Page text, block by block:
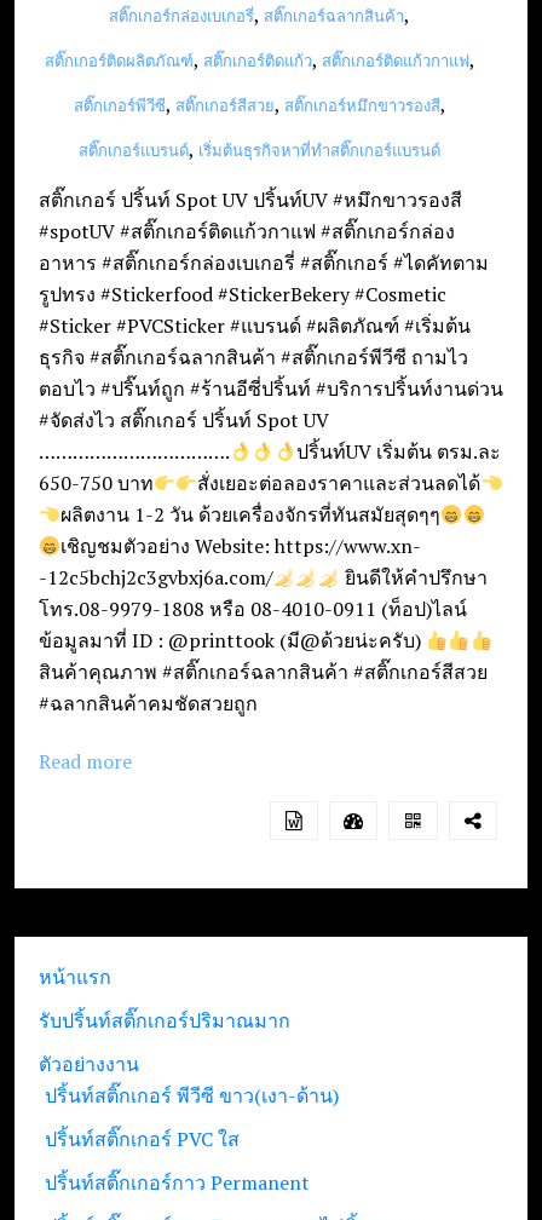
สติ๊กเกอร์กล่องเบเกอรี่, สติ๊กเกอร์ฉลากสินค้า,
สติ๊กเกอร์ติดผลิตภัณฑ์, สติ๊กเกอร์ติดแก้ว, สติ๊กเกอร์ติดแก้วกาแฟ,
สติ๊กเกอร์พีวีซี, สติ๊กเกอร์สีสวย, สติ๊กเกอร์หมึกขาวรองสี,
สติ๊กเกอร์แบรนด์, เริ่มต้นธุรกิจหาที่ทำสติ๊กเกอร์แบรนด์
สติ๊กเกอร์ ปริ้นท์ Spot UV ปริ้นท์UV #หมึกขาวรองสี
#spotUV #สติ๊กเกอร์ติดแก้วกาแฟ #สติ๊กเกอร์กล่อง
อาหาร #สติ๊กเกอร์กล่องเบเกอรี่ #สติ๊กเกอร์ #ไดคัทตาม
รูปทรง #Stickerfood #StickerBekery #Cosmetic
#Sticker #PVCSticker #แบรนด์ #ผลิตภัณฑ์ #เริ่มต้น
ธุรกิจ #สติ๊กเกอร์ฉลากสินค้า #สติ๊กเกอร์พีวีซี ถามไว
ตอบไว #ปริ๊นท์ถูก #ร้านอีซี่ปริ้นท์ #บริการปริ้นท์งานด่วน
#จัดส่งไว สติ๊กเกอร์ ปริ้นท์ Spot UV
…………………………….
ปริ้นท์UV เริ่มต้น ตรม.ละ
650-750 บาท
สั่งเยอะต่อลองราคาและส่วนลดได้
ผลิตงาน 1-2 วัน ด้วยเครื่องจักรที่ทันสมัยสุดๆๆ
เชิญชมตัวอย่าง Website: https://www.xn-
-12c5bchj2c3gvbxj6a.com/
ยินดีให้คำปรึกษา
โทร.08-9979-1808 หรือ 08-4010-0911 (ท็อป)ไลน์
ข้อมูลมาที่ ID : @printtook (มี@ด้วยน่ะครับ)
สินค้าคุณภาพ #สติ๊กเกอร์ฉลากสินค้า #สติ๊กเกอร์สีสวย
#ฉลากสินค้าคมชัดสวยถูก
Read more
หน้าแรก
รับปริ้นท์สติ๊กเกอร์ปริมาณมาก
ตัวอย่างงาน
ปริ้นท์สติ๊กเกอร์ พีวีซี ขาว(เงา-ด้าน)
ปริ้นท์สติ๊กเกอร์ PVC ใส
ปริ้นท์สติ๊กเกอร์กาว Permanent